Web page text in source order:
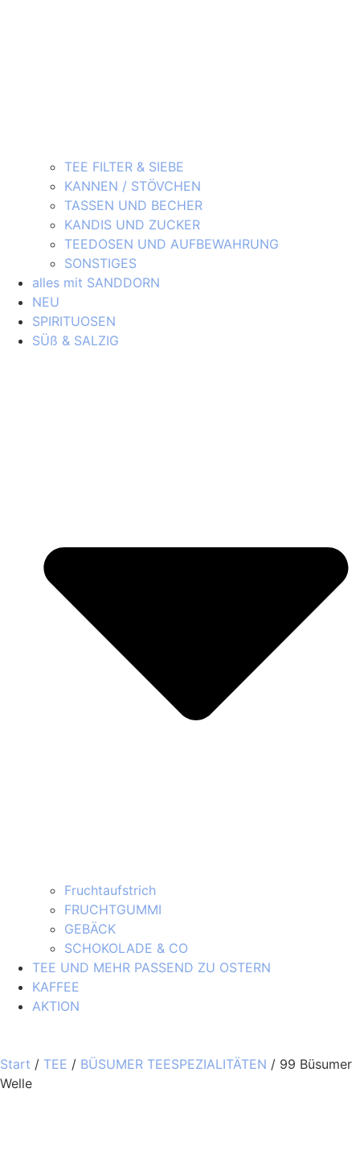
TEE FILTER & SIEBE
KANNEN / STÖVCHEN
TASSEN UND BECHER
KANDIS UND ZUCKER
TEEDOSEN UND AUFBEWAHRUNG
SONSTIGES
alles mit SANDDORN
NEU
SPIRITUOSEN
SÜß & SALZIG
Fruchtaufstrich
FRUCHTGUMMI
GEBÄCK
SCHOKOLADE & CO
TEE UND MEHR PASSEND ZU OSTERN
KAFFEE
AKTION
Start / TEE / BÜSUMER TEESPEZIALITÄTEN / 99 Büsumer
Welle